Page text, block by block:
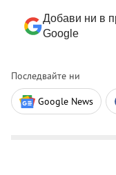
Добави ни в
Google
Последвайте ни
Google News